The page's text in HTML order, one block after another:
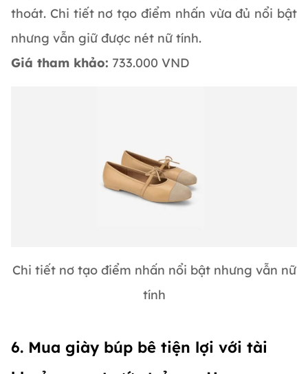
thoát. Chi tiết nơ tạo điểm nhấn vừa đủ nổi bật
nhưng vẫn giữ được nét nữ tính.
Giá tham khảo: 733.000 VND
Chi tiết nơ tạo điểm nhấn nổi bật nhưng vẫn nữ
tính
6. Mua giày búp bê tiện lợi với tài